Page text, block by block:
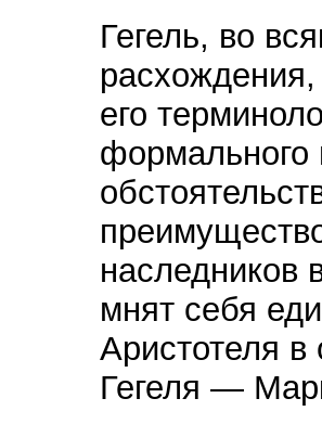
Гегель, во
расхождения,
его
наследников
мнят себя
Аристотеля
Гегеля —